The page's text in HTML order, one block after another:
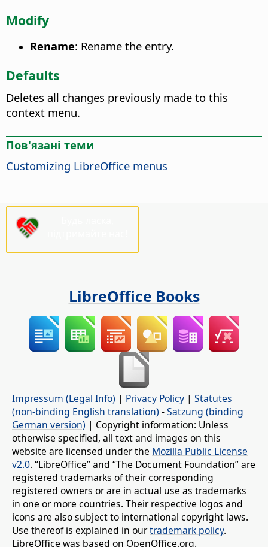
Modify
Rename: Rename the entry.
Defaults
Deletes all changes previously made to this
context menu.
Пов'язані теми
Customizing LibreOffice menus
LibreOffice Books
Impressum (Legal Info) | Privacy Policy | Statutes
(non-binding English translation) -Satzung (binding
German version) | Copyright information: Unless
otherwise specified, all text and images on this
website are licensed under the Mozilla Public License
v2.0. “LibreOffice” and “The Document Foundation” are
registered trademarks of their corresponding
registered owners or are in actual use as trademarks
in one or more countries. Their respective logos and
icons are also subject to international copyright laws.
Use thereof is explained in ourtrademark policy.
LibreOffice was based on OpenOffice.org.